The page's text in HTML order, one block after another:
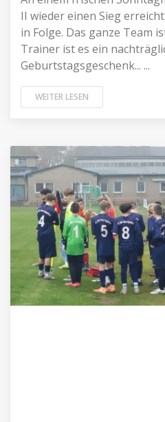
II wieder einen Sieg
in Folge. Das ganze Team
Trainer ist es ein
Geburtstagsgeschenk... ...
WEITER LESEN